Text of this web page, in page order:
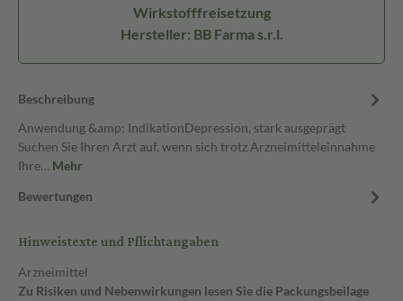
Wirkstofffreisetzung
Hersteller: BB Farma s.r.l.
Beschreibung
Anwendung &amp; IndikationDepression, stark ausgeprägt
Suchen Sie Ihren Arzt auf, wenn sich trotz Arzneimitteleinnahme
Ihre… Mehr
Bewertungen
Hinweistexte und Pflichtangaben
Arzneimittel
Zu Risiken und Nebenwirkungen lesen Sie die Packungsbeilage